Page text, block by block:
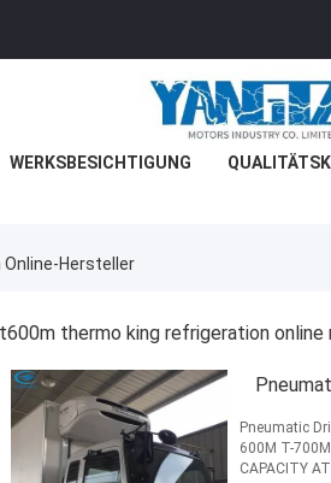
WERKSBESICHTIGUNG
Hersteller
t600m thermo king refrigeration online
Pneumatic
600M T-
CAPACITY